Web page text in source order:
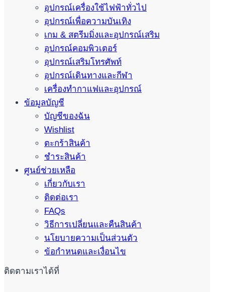
อุปกรณ์เครื่องใช้ไฟฟ้าทั่วไป
อุปกรณ์เพื่อความบันเทิง
เกม & สตรีมมิ่งและอุปกรณ์เสริม
อุปกรณ์คอมพิวเตอร์
อุปกรณ์เสริมโทรศัพท์
อุปกรณ์เดินทางและกีฬา
เครื่องทำกาแฟและอุปกรณ์
ข้อมูลบัญชี
บัญชีของฉัน
Wishlist
ตะกร้าสินค้า
ชำระสินค้า
ศูนย์ช่วยเหลือ
เกี่ยวกับเรา
ติดต่อเรา
FAQs
วิธีการเปลี่ยนและคืนสินค้า
นโยบายความเป็นส่วนตัว
ข้อกำหนดและเงื่อนไข
ติดตามเราได้ที่